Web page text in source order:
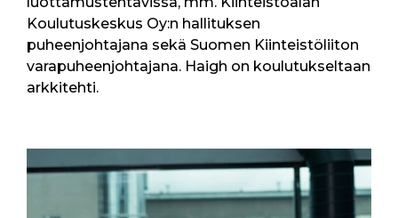
Koulutuskeskus Oy:n hallituksen
puheenjohtajana sekä Suomen Kiinteistöliiton
varapuheenjohtajana. Haigh on koulutukseltaan
arkkitehti.